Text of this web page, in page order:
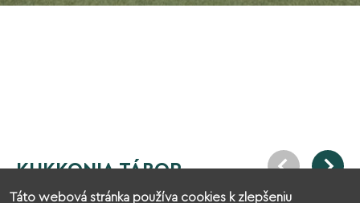
KUKKONIA TÁBOR
Táto webová stránka používa cookies k zlepšeniu